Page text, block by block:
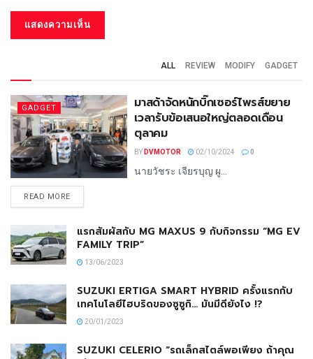
ALL REVIEW MODIFY GADGET
GADGET
มาสด้าจัดหนักบิ๊กเซอร์ไพรส์ขยาย
เวลารับข้อเสนอใหญ่ตลอดเดือน
ตุลาคม
BY DVMOTOR 02/10/2024 0
นายวัชระ เจียรบุญ ผู...
READ MORE
แรกสัมผัสกับ MG MAXUS 9 กับกิจกรรม “MG EV
FAMILY TRIP”
13/06/2023
SUZUKI ERTIGA SMART HYBRID ครั้งแรกกับ
เทคโนโลยีไฮบริดของซูซูกิ… มันมีดียังไง !?
20/01/2023
SUZUKI CELERIO “รถเล็กสไตล์พอเพียง ถ้าคุณ